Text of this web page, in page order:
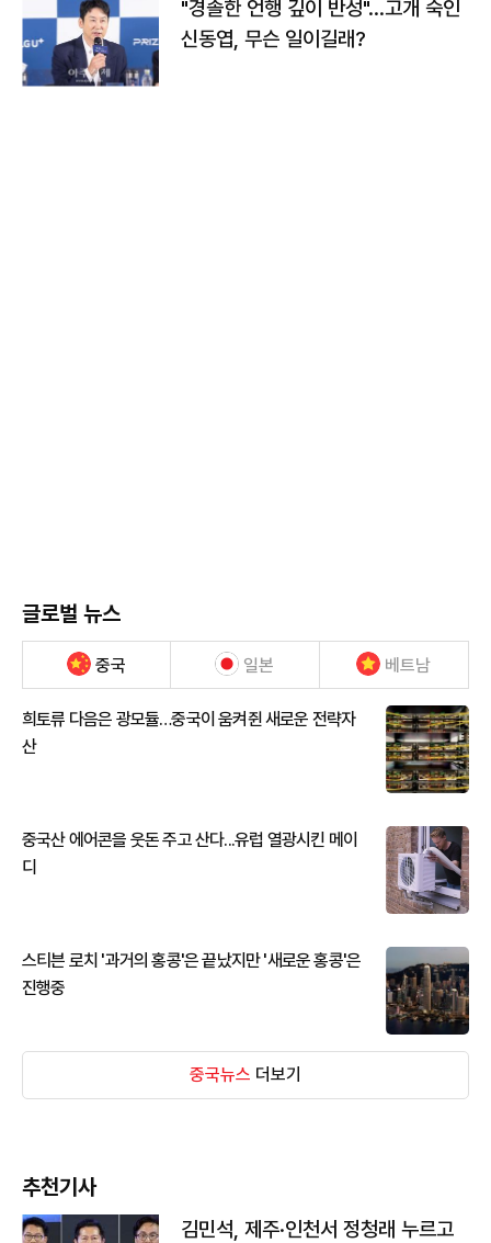
"경솔한 언행 깊이 반성"…고개 숙인
신동엽, 무슨 일이길래?
글로벌 뉴스
중국 일본 베트남
희토류 다음은 광모듈…중국이 움켜쥔 새로운 전략자
산
중국산 에어콘을 웃돈 주고 산다...유럽 열광시킨 메이
디
스티븐 로치 '과거의 홍콩'은 끝났지만 '새로운 홍콩'은
진행중
중국뉴스 더보기
추천기사
김민석, 제주·인천서 정청래 누르고